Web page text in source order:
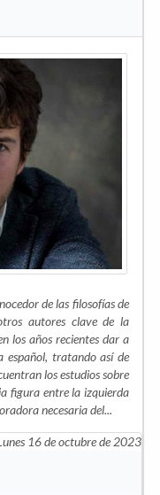
de las filosofías de
autores clave de la
los años recientes dar a
español, tratando así de
los estudios sobre
figura entre la izquierda
necesaria del...
16 de octubre de 2023